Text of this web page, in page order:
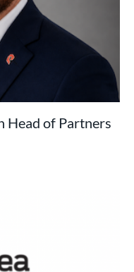
Head of Partners